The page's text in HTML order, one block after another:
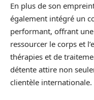
En plus de son
également intégré un
performant, offrant
ressourcer le corps et
thérapies et de
détente attire non
clientèle internationale.